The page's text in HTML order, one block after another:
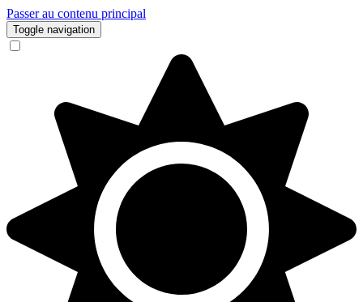
Passer au contenu principal
Toggle navigation